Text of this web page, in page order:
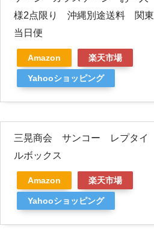
様2点限り 沖縄別途送料 関東
当日便
Amazon 楽天市場
Yahooショッピング
三晃商会 サンコー レプタイ
ルボックス
Amazon 楽天市場
Yahooショッピング